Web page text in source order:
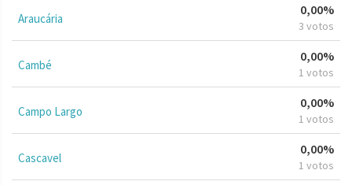
Araucária
0,00%
3 votos
Cambé
0,00%
1 votos
Campo Largo
0,00%
1 votos
Cascavel
0,00%
1 votos